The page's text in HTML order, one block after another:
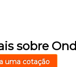
sobre
uma cotação